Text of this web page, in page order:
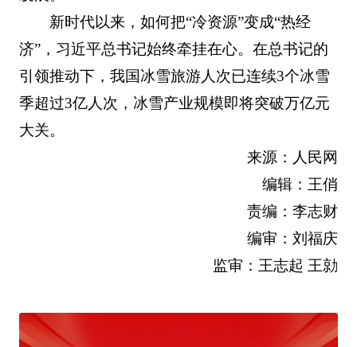
新时代以来，如何把“冷资源”变成“热经
济”，习近平总书记始终牵挂在心。在总书记的
引领推动下，我国冰雪旅游人次已连续3个冰雪
季超过3亿人次，冰雪产业规模即将突破万亿元
大关。
来源：人民网
编辑：王俏
责编：李志财
编审：刘福庆
监审：王志起 王勍